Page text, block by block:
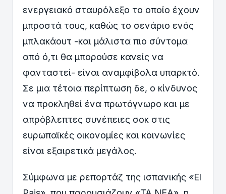
ενεργειακό σταυρόλεξο το οποίο έχουν
μπροστά τους, καθώς το σενάριο ενός
μπλακάουτ -και μάλιστα πιο σύντομα
από ό,τι θα μπορούσε κανείς να
φανταστεί- είναι αναμφίβολα υπαρκτό.
Σε μια τέτοια περίπτωση δε, ο κίνδυνος
να προκληθεί ένα πρωτόγνωρο και με
απρόβλεπτες συνέπειες σοκ στις
ευρωπαϊκές οικονομίες και κοινωνίες
είναι εξαιρετικά μεγάλος.
Σύμφωνα με ρεπορτάζ της ισπανικής «El